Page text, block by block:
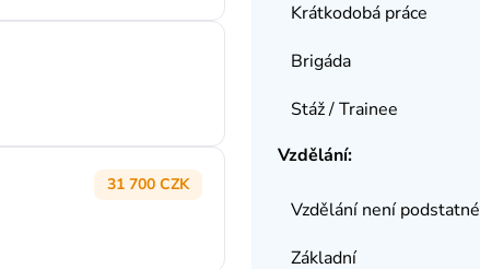
31 700 CZK
Krátkodobá práce
Brigáda
Stáž / Trainee
Vzdělání:
Vzdělání není podstatné
Základní